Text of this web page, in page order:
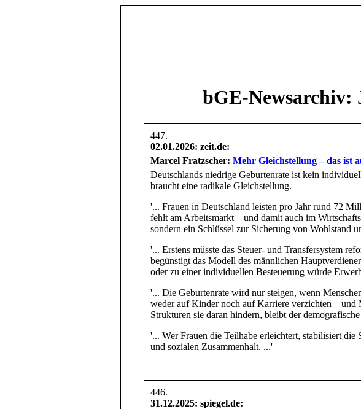
bGE-Newsarchiv:
02.01.2026: zeit.de:
Marcel Fratzscher: Mehr Gleichstellung – das ist
Deutschlands niedrige Geburtenrate ist kein
braucht eine radikale Gleichstellung.
'... Frauen in Deutschland leisten pro Jahr rund 72
fehlt am Arbeitsmarkt – und damit auch im
sondern ein Schlüssel zur Sicherung von Wohlstand
'... Erstens müsste das Steuer- und Transfersystem
begünstigt das Modell des männlichen
oder zu einer individuellen Besteuerung würde
'... Die Geburtenrate wird nur steigen, wenn
weder auf Kinder noch auf Karriere verzichten – und
Strukturen sie daran hindern, bleibt der
'... Wer Frauen die Teilhabe erleichtert, stabilisiert
und sozialen Zusammenhalt. ...'
31.12.2025: spiegel.de: